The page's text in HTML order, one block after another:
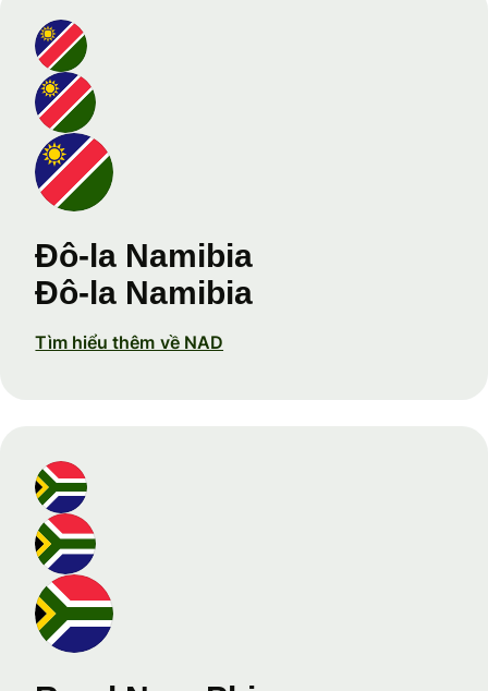
Đô-la Namibia
Đô-la Namibia
Tìm hiểu thêm về NAD